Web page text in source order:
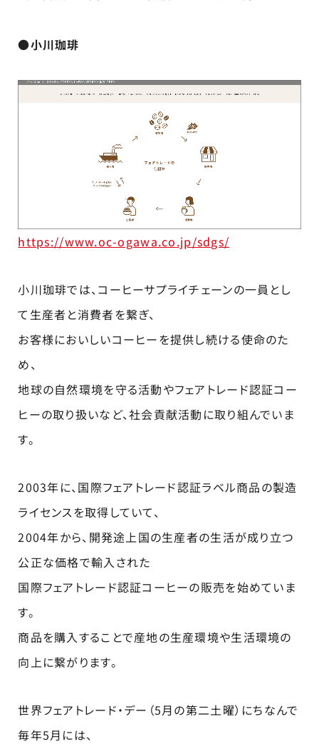
●小川珈琲
https://www.oc-ogawa.co.jp/sdgs/
小川珈琲では、コーヒーサプライチェーンの一員とし
て生産者と消費者を繋ぎ、
お客様においしいコーヒーを提供し続ける使命のた
め、
地球の自然環境を守る活動やフェアトレード認証コー
ヒーの取り扱いなど、社会貢献活動に取り組んでいま
す。
2003年に、国際フェアトレード認証ラベル商品の製造
ライセンスを取得していて、
2004年から、開発途上国の生産者の生活が成り立つ
公正な価格で輸入された
国際フェアトレード認証コーヒーの販売を始めていま
す。
商品を購入することで産地の生産環境や生活環境の
向上に繋がります。
世界フェアトレード・デー（5月の第二土曜）にちなんで
毎年5月には、